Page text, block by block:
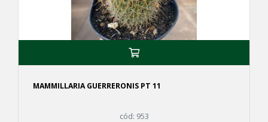
MAMMILLARIA GUERRERONIS PT 11
cód: 953